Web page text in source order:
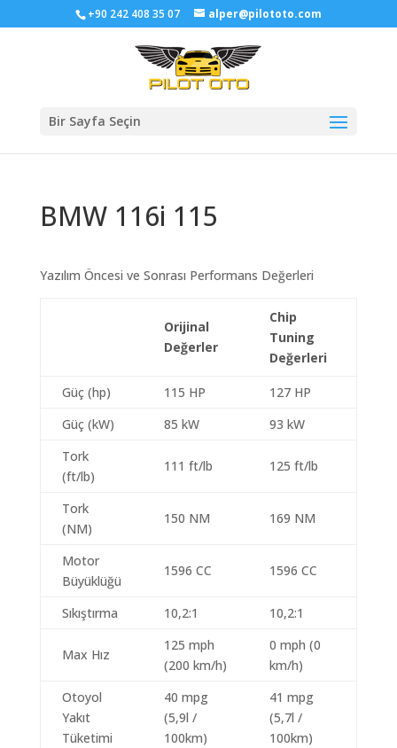
+90 242 408 35 07 alper@pilototo.com
Bir Sayfa Seçin
BMW 116i 115
Yazılım Öncesi ve Sonrası Performans Değerleri
Orijinal
Değerler
Chip
Tuning
Değerleri
Güç (hp) 115 HP
127 HP
Güç (kW)
85 kW
93 kW
Tork
(ft/lb)
111 ft/lb 125 ft/lb
Tork
(NM)
150 NM 169 NM
Motor
Büyüklüğü
1596 CC 1596 CC
Sıkıştırma 10,2:1 10,2:1
Max Hız
125 mph
(200 km/h)
0 mph (0
km/h)
Otoyol
Yakıt
Tüketimi
40 mpg
(5,9l /
100km)
41 mpg
(5,7l /
100km)